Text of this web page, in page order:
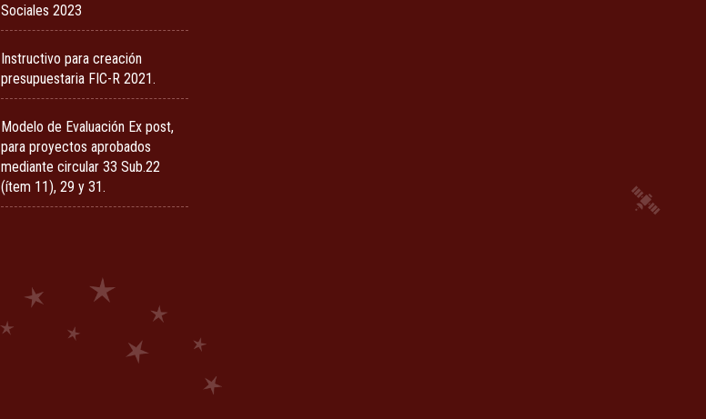
Sociales 2023
Instructivo para creación
presupuestaria FIC-R 2021.
Modelo de Evaluación Ex post,
para proyectos aprobados
mediante circular 33 Sub.22
(ítem 11), 29 y 31.